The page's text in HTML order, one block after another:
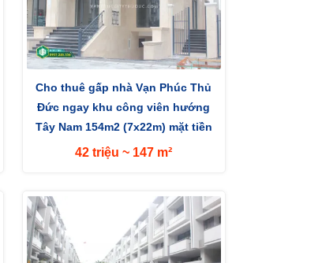
Cho thuê gấp nhà Vạn Phúc Thủ
Đức ngay khu công viên hướng
Tây Nam 154m2 (7x22m) mặt tiền
đường 13m
42 triệu ~ 147 m²